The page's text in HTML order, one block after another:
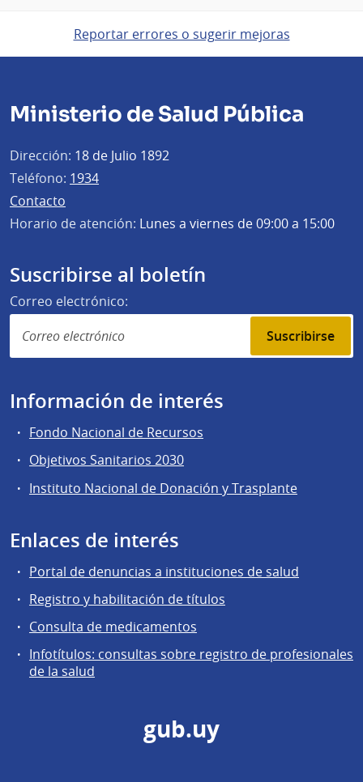
Reportar errores o sugerir mejoras
Ministerio de Salud Pública
Dirección: 18 de Julio 1892
Teléfono: 1934
Contacto
Horario de atención: Lunes a viernes de 09:00 a 15:00
Suscribirse al boletín
Correo electrónico:
Suscribirse
Información de interés
Fondo Nacional de Recursos
Objetivos Sanitarios 2030
Instituto Nacional de Donación y Trasplante
Enlaces de interés
Portal de denuncias a instituciones de salud
Registro y habilitación de títulos
Consulta de medicamentos
Infotítulos: consultas sobre registro de profesionales
de la salud
gub.uy